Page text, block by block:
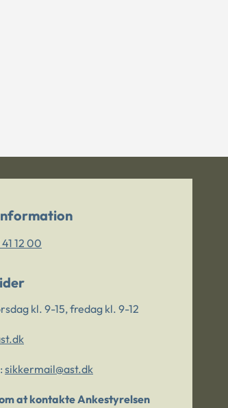
12 00
kl. 9-15, fredag kl. 9-12
sikkermail@ast.dk
at kontakte Ankestyrelsen